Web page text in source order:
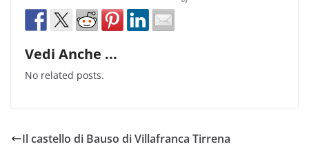
Vedi Anche ...
No related posts.
Il castello di Bauso di Villafranca Tirrena